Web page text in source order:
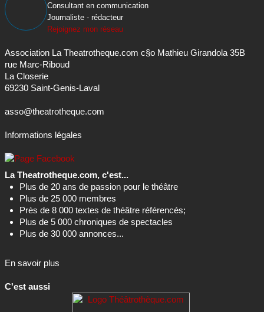
Consultant en communication
Journaliste - rédacteur
Rejoignez mon réseau
Association La Theatrotheque.com c§o Mathieu Girandola 35B
rue Marc-Riboud
La Closerie
69230 Saint-Genis-Laval
asso@theatrotheque.com
Informations légales
La Theatrotheque.com, c'est...
Plus de 20 ans de passion pour le théâtre
Plus de 25 000 membres
Près de 8 000 textes de théâtre référencés;
Plus de 5 000 chroniques de spectacles
Plus de 30 000 annonces...
En savoir plus
C'est aussi